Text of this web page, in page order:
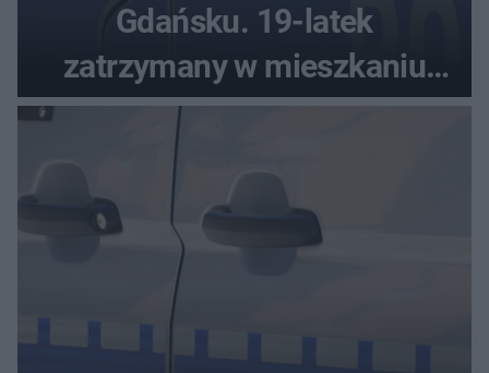
Gdańsku. 19-latek
zatrzymany w mieszkaniu
seniora